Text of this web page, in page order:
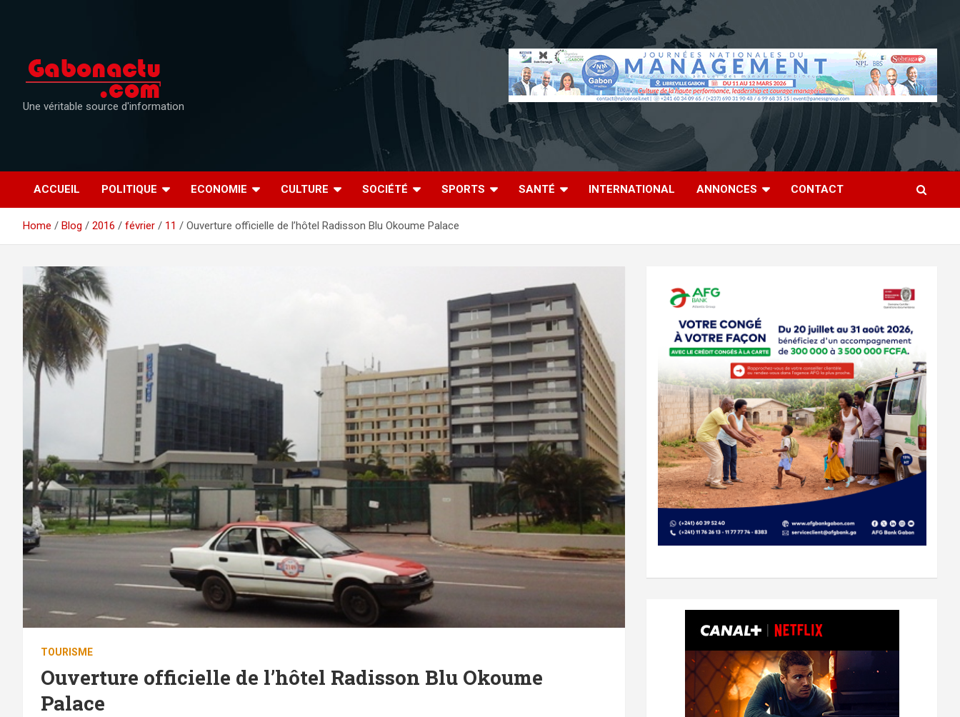
Une véritable source d'information
ACCUEIL POLITIQUE ECONOMIE CULTURE SOCIÉTÉ SPORTS SANTÉ INTERNATIONAL ANNONCES CONTACT
Home Blog 2016 février 11 Ouverture officielle de l’hôtel Radisson Blu Okoume Palace
TOURISME
Ouverture officielle de l’hôtel Radisson Blu Okoume
Palace